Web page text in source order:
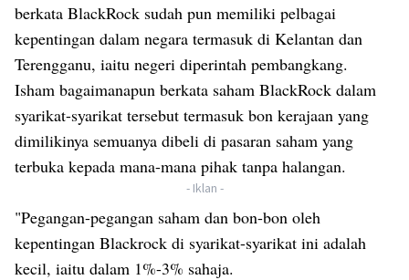
berkata BlackRock sudah pun memiliki pelbagai
kepentingan dalam negara termasuk di Kelantan dan
Terengganu, iaitu negeri diperintah pembangkang.
Isham bagaimanapun berkata saham BlackRock dalam
syarikat-syarikat tersebut termasuk bon kerajaan yang
dimilikinya semuanya dibeli di pasaran saham yang
terbuka kepada mana-mana pihak tanpa halangan.
- Iklan -
"Pegangan-pegangan saham dan bon-bon oleh
kepentingan Blackrock di syarikat-syarikat ini adalah
kecil, iaitu dalam 1%-3% sahaja.